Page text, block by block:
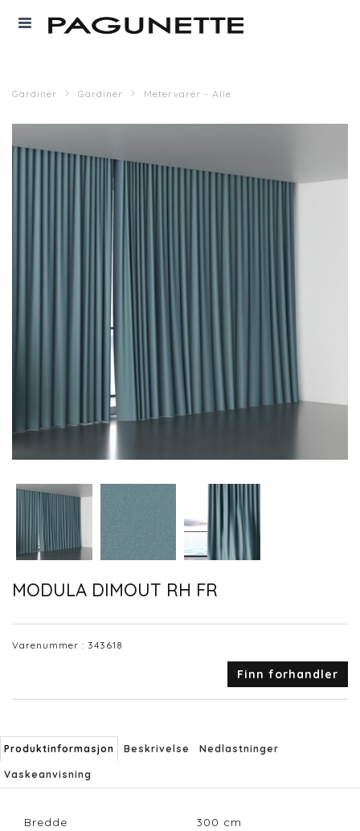
Gardiner Gardiner Metervarer - Alle
MODULA DIMOUT RH FR
Varenummer : 343618
Finn forhandler
Produktinformasjon Beskrivelse Nedlastninger
Vaskeanvisning
Bredde 300 cm